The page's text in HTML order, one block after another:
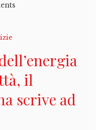
il
scrive ad